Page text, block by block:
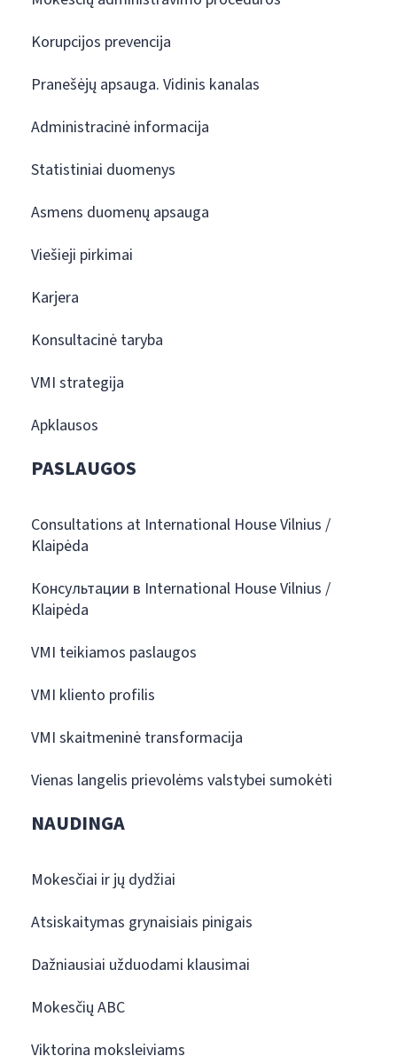
Korupcijos prevencija
Pranešėjų apsauga. Vidinis kanalas
Administracinė informacija
Statistiniai duomenys
Asmens duomenų apsauga
Viešieji pirkimai
Karjera
Konsultacinė taryba
VMI strategija
Apklausos
PASLAUGOS
Consultations at International House Vilnius /
Klaipėda
Консультации в International House Vilnius /
Klaipėda
VMI teikiamos paslaugos
VMI kliento profilis
VMI skaitmeninė transformacija
Vienas langelis prievolėms valstybei sumokėti
NAUDINGA
Mokesčiai ir jų dydžiai
Atsiskaitymas grynaisiais pinigais
Dažniausiai užduodami klausimai
Mokesčių ABC
Viktorina moksleiviams